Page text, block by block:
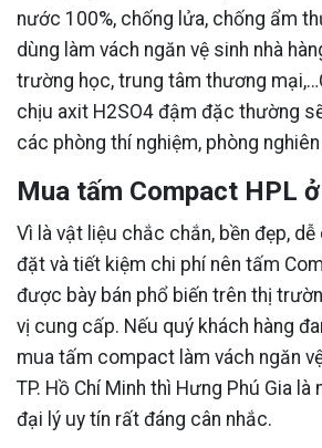
nước 100%, chống lửa, chống ẩm
dùng làm vách ngăn vệ sinh nhà
trường học, trung tâm thương
chịu axit H2SO4 đậm đặc thường
các phòng thí nghiệm, phòng
Mua tấm Compact HPL
Vì là vật liệu chắc chắn, bền đẹp,
đặt và tiết kiệm chi phí nên tấm
được bày bán phổ biến trên thị
vị cung cấp. Nếu quý khách hàng
mua tấm compact làm vách ngăn
TP. Hồ Chí Minh thì Hưng Phú Gia
đại lý uy tín rất đáng cân nhắc.